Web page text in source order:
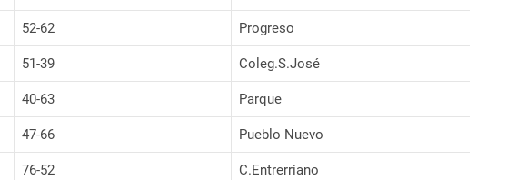
52-62 Progreso
51-39 Coleg.S.José
40-63 Parque
47-66 Pueblo Nuevo
76-52 C.Entrerriano